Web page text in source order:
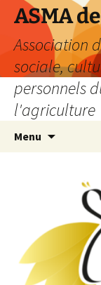
Aller
contenu
ASMA
Association
sociale,
personnels
l'agriculture
Menu